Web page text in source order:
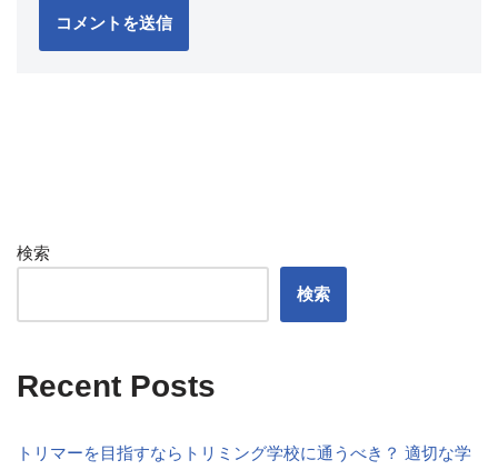
検索
検索
Recent Posts
トリマーを目指すならトリミング学校に通うべき？ 適切な学